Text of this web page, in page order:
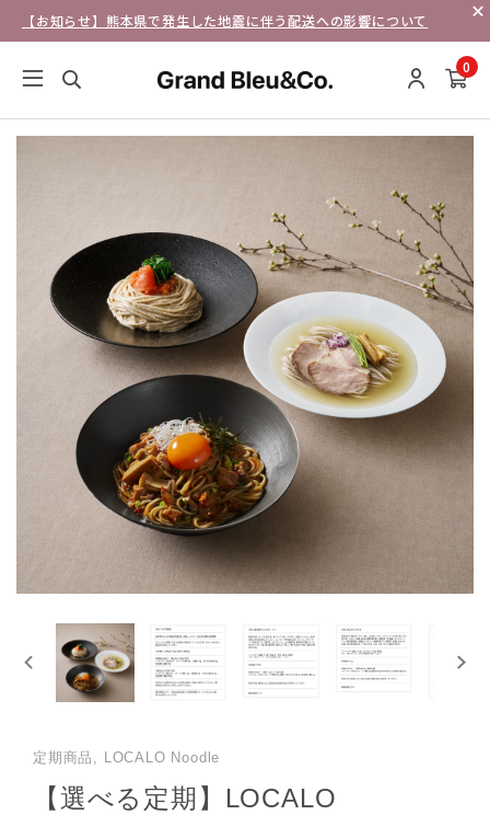
【お知らせ】熊本県で発生した地震に伴う配送への影響について
0
定期商品, LOCALO Noodle
【選べる定期】LOCALO